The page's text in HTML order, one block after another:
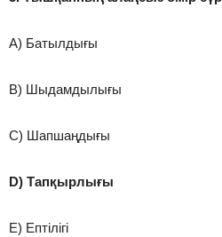
A) Батылдығы
B) Шыдамдылығы
C) Шапшаңдығы
D) Тапқырлығы
E) Ептілігі